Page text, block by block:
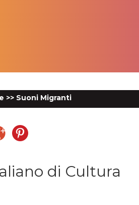
>> Suoni Migranti
di Cultura